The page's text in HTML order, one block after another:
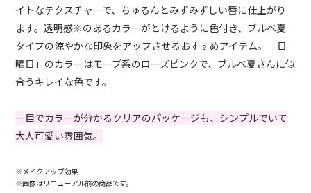
イトなテクスチャーで、ちゅるんとみずみずしい唇に仕上がり
ます。透明感※のあるカラーがとけるように色付き、ブルベ夏
タイプの涼やかな印象をアップさせるおすすめアイテム。「日
曜日」のカラーはモーブ系のローズピンクで、ブルベ夏さんに似
合うキレイな色です。
一目でカラーが分かるクリアのパッケージも、シンプルでいて
大人可愛い雰囲気。
※メイクアップ効果
※画像はリニューアル前の商品です。